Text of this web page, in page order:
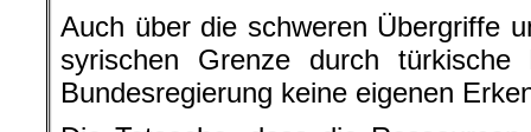
Auch über die schweren Übergriffe
syrischen Grenze durch türkische
Bundesregierung keine eigenen